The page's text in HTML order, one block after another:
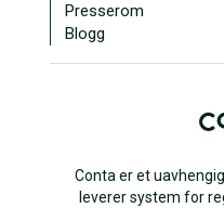
Conta er et
leverer system for
Presserom
Blogg